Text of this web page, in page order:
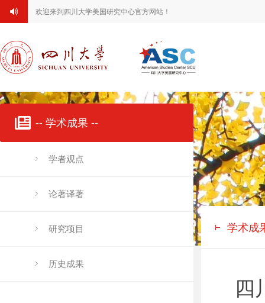
欢迎来到四川大学美国研究中心官方网站！
-- 学术成果 --
学者观点
论著译著
研究项目
历史成果
学术成
四